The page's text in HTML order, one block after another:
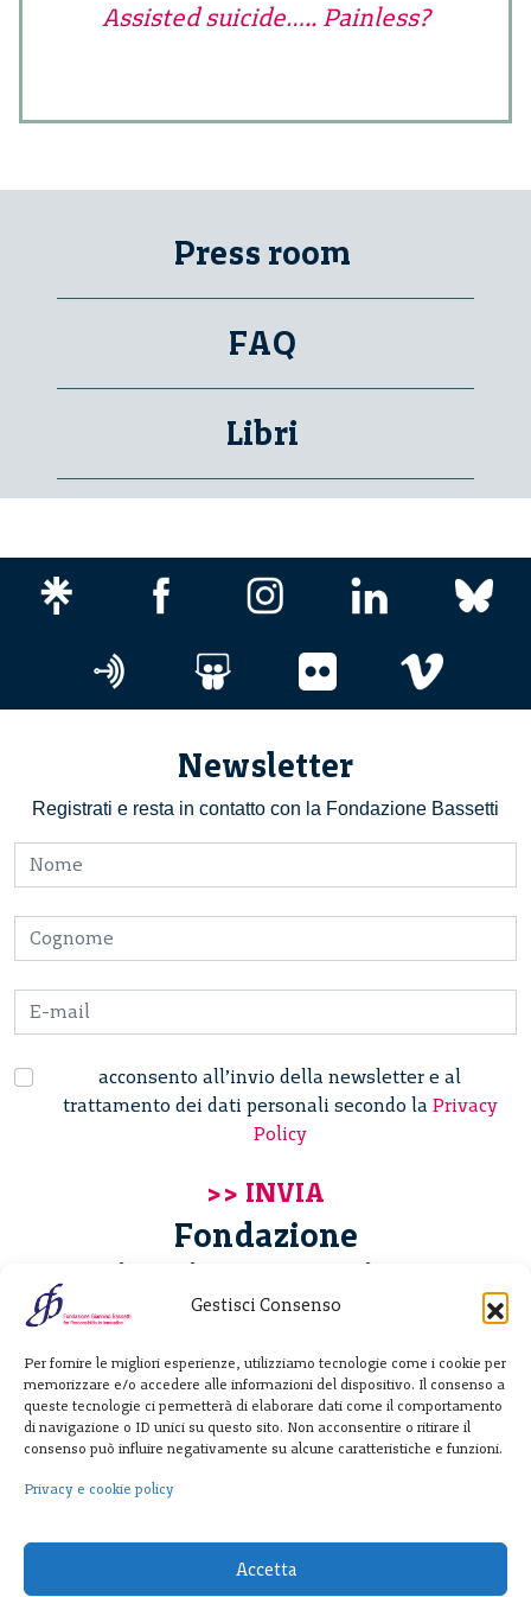
Gestisci Consenso
Per fornire le migliori esperienze, utilizziamo tecnologie come i cookie per
memorizzare e/o accedere alle informazioni del dispositivo. Il consenso a
queste tecnologie ci permetterà di elaborare dati come il comportamento
di navigazione o ID unici su questo sito. Non acconsentire o ritirare il
consenso può influire negativamente su alcune caratteristiche e funzioni.
Privacy e cookie policy
Accetta
Assisted suicide….. Painless?
Press room
FAQ
Libri
Newsletter
Registrati e resta in contatto con la Fondazione Bassetti
acconsento all’invio della newsletter e al
trattamento dei dati personali secondo la Privacy
Policy
Fondazione
Giannino Bassetti ETS
20122 Milano - Italia
T. +39 02 781933
F. + 39 02 76392030
info@fondazionebassetti.org
p.i. 12520270153